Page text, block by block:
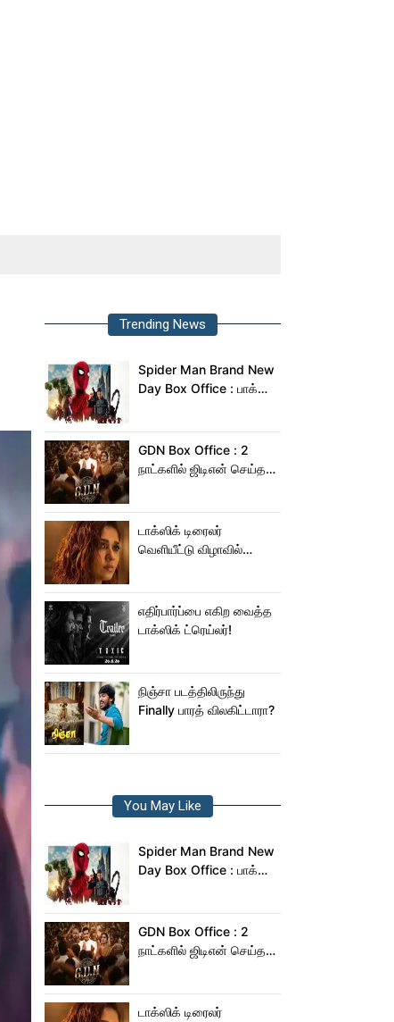
Trending News
Spider Man Brand New
Day Box Office : பாக்ஸ்
டே!
GDN Box Office : 2
நாட்களில் ஜிடிஎன் செய்த
டாக்ஸிக் டிரைலர்
வெளியீட்டு விழாவில்
யாரு பாருங்க!..
எதிர்பார்ப்பை எகிற வைத்த
டாக்ஸிக் ட்ரெய்லர்!
நிஞ்சா படத்திலிருந்து
Finally பாரத் விலகிட்டாரா?
You May Like
Spider Man Brand New
Day Box Office : பாக்ஸ்
டே!
GDN Box Office : 2
நாட்களில் ஜிடிஎன் செய்த
டாக்ஸிக் டிரைலர்